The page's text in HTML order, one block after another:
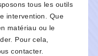
tous les outils
intervention. Que
matériau ou le
Pour cela,
contacter.